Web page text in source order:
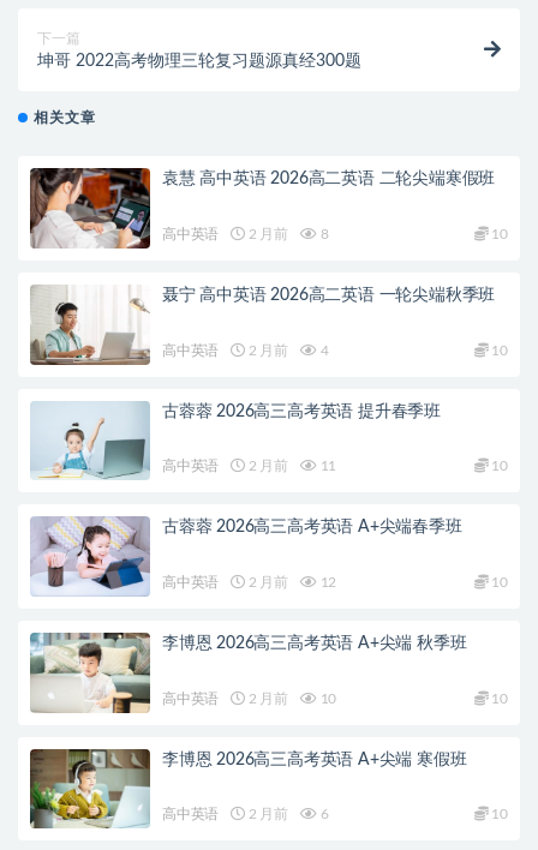
下一篇
坤哥 2022高考物理三轮复习题源真经300题
相关文章
袁慧 高中英语 2026高二英语 二轮尖端寒假班
高中英语 2 月前 8 10
聂宁 高中英语 2026高二英语 一轮尖端秋季班
高中英语 2 月前 4 10
古蓉蓉 2026高三高考英语 提升春季班
高中英语 2 月前 11 10
古蓉蓉 2026高三高考英语 A+尖端春季班
高中英语 2 月前 12 10
李博恩 2026高三高考英语 A+尖端 秋季班
高中英语 2 月前 10 10
李博恩 2026高三高考英语 A+尖端 寒假班
高中英语 2 月前 6 10